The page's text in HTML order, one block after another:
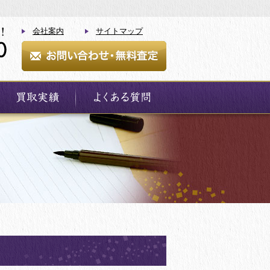
会社案内 サイトマップ